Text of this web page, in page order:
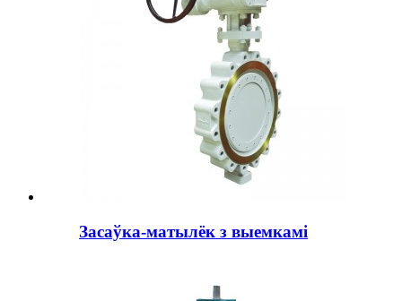
Засаўка-матылёк з выемкамі